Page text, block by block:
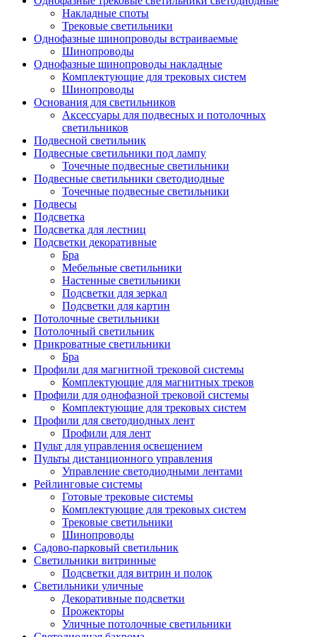
Накладные споты
Трековые светильники
Однофазные шинопроводы встраиваемые
Шинопроводы
Однофазные шинопроводы накладные
Комплектующие для трековых систем
Шинопроводы
Основания для светильников
Аксессуары для подвесных и потолочных
светильников
Подвесной светильник
Подвесные светильники под лампу
Точечные подвесные светильники
Подвесные светильники светодиодные
Точечные подвесные светильники
Подвесы
Подсветка
Подсветка для лестниц
Подсветки декоративные
Бра
Мебельные светильники
Настенные светильники
Подсветки для зеркал
Подсветки для картин
Потолочные светильники
Потолочный светильник
Прикроватные светильники
Бра
Профили для магнитной трековой системы
Комплектующие для магнитных треков
Профили для однофазной трековой системы
Комплектующие для трековых систем
Профили для светодиодных лент
Профили для лент
Пульт для управления освещением
Пульты дистанционного управления
Управление светодиодными лентами
Рейлинговые системы
Готовые трековые системы
Комплектующие для трековых систем
Трековые светильники
Шинопроводы
Садово-парковый светильник
Светильники витринные
Подсветки для витрин и полок
Светильники уличные
Декоративные подсветки
Прожекторы
Уличные потолочные светильники